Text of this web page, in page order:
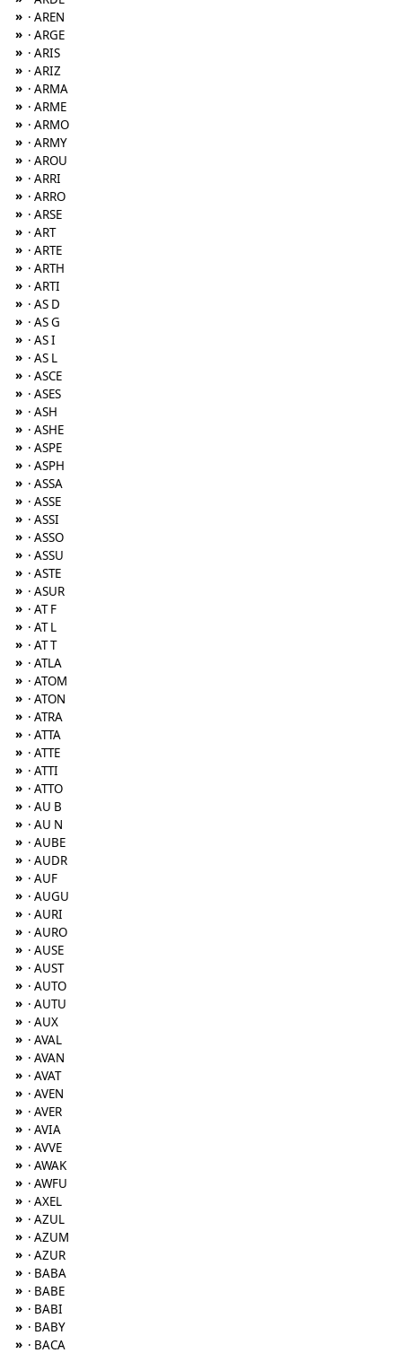
» · AREN
» · ARGE
» · ARIS
» · ARIZ
» · ARMA
» · ARME
» · ARMO
» · ARMY
» · AROU
» · ARRI
» · ARRO
» · ARSE
» · ART
» · ARTE
» · ARTH
» · ARTI
» · AS D
» · AS G
» · AS I
» · AS L
» · ASCE
» · ASES
» · ASH
» · ASHE
» · ASPE
» · ASPH
» · ASSA
» · ASSE
» · ASSI
» · ASSO
» · ASSU
» · ASTE
» · ASUR
» · AT F
» · AT L
» · AT T
» · ATLA
» · ATOM
» · ATON
» · ATRA
» · ATTA
» · ATTE
» · ATTI
» · ATTO
» · AU B
» · AU N
» · AUBE
» · AUDR
» · AUF
» · AUGU
» · AURI
» · AURO
» · AUSE
» · AUST
» · AUTO
» · AUTU
» · AUX
» · AVAL
» · AVAN
» · AVAT
» · AVEN
» · AVER
» · AVIA
» · AVVE
» · AWAK
» · AWFU
» · AXEL
» · AZUL
» · AZUM
» · AZUR
» · BABA
» · BABE
» · BABI
» · BABY
» · BACA